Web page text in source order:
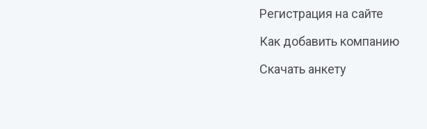
Регистрация на сайте
Как добавить компанию
Скачать анкету